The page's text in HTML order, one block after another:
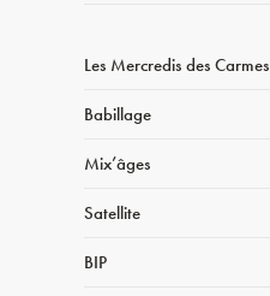
Les Mercredis des Carmes
Babillage
Mix’âges
Satellite
BIP